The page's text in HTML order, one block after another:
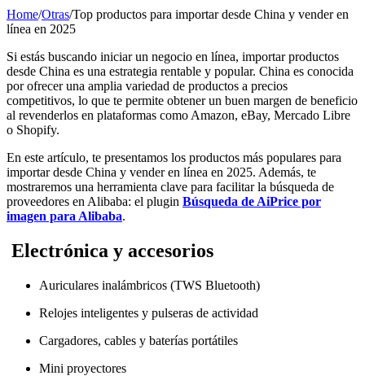
Home/Otras/Top productos para importar desde China y vender en
línea en 2025
Si estás buscando iniciar un negocio en línea, importar productos
desde China es una estrategia rentable y popular. China es conocida
por ofrecer una amplia variedad de productos a precios
competitivos, lo que te permite obtener un buen margen de beneficio
al revenderlos en plataformas como Amazon, eBay, Mercado Libre
o Shopify.
En este artículo, te presentamos los productos más populares para
importar desde China y vender en línea en 2025. Además, te
mostraremos una herramienta clave para facilitar la búsqueda de
proveedores en Alibaba: el plugin Búsqueda de AiPrice por
imagen para Alibaba.
Electrónica y accesorios
Auriculares inalámbricos (TWS Bluetooth)
Relojes inteligentes y pulseras de actividad
Cargadores, cables y baterías portátiles
Mini proyectores